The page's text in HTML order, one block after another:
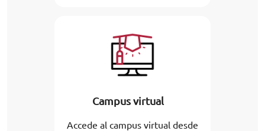
Campus virtual
Accede al campus virtual desde